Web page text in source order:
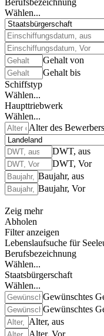
Berufsbezeichnung
Wählen...
Gehalt von
Gehalt bis
Schiffstyp
Wählen...
Haupttriebwerk
Wählen...
Alter des Bewerbers
DWT, aus
DWT, Vor
Baujahr, aus
Baujahr, Vor
Zeig mehr
Abholen
Filter anzeigen
Lebenslaufsuche für
Berufsbezeichnung
Wählen...
Staatsbürgerschaft
Wählen...
Gewünschtes
Gewünschtes
Alter, aus
Alter, Vor